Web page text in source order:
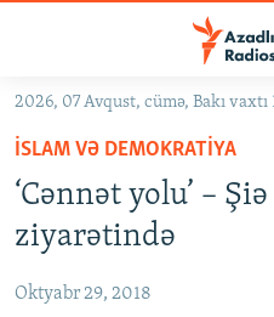
Əsas
qayıt
Əsas
naviqasiyaya
qayıt
Axtarışa
KORRUPSIOMETR
#ƏSLINDƏ
FƏRQƏ BAX
2026, 07 Avqust, cümə, Bakı vaxtı
İSLAM VƏ DEMOKRATIYA
‘Cənnət yolu’ –
ziyarətində
Oktyabr 29, 2018